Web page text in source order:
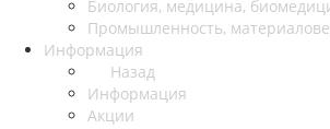
Биология, медицина,
Промышленность,
Информация
Назад
Информация
Акции